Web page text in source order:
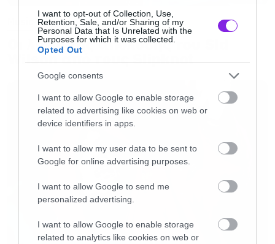
I want to opt-out of Collection, Use,
Retention, Sale, and/or Sharing of my
Personal Data that Is Unrelated with the
Purposes for which it was collected.
Opted Out
Google consents
I want to allow Google to enable storage
related to advertising like cookies on web or
device identifiers in apps.
I want to allow my user data to be sent to
Google for online advertising purposes.
I want to allow Google to send me
personalized advertising.
I want to allow Google to enable storage
related to analytics like cookies on web or
Διαβάστε ακόμα:
Οι λόγοι της απόλυσης του Sid
Wilson από τους Slipknot